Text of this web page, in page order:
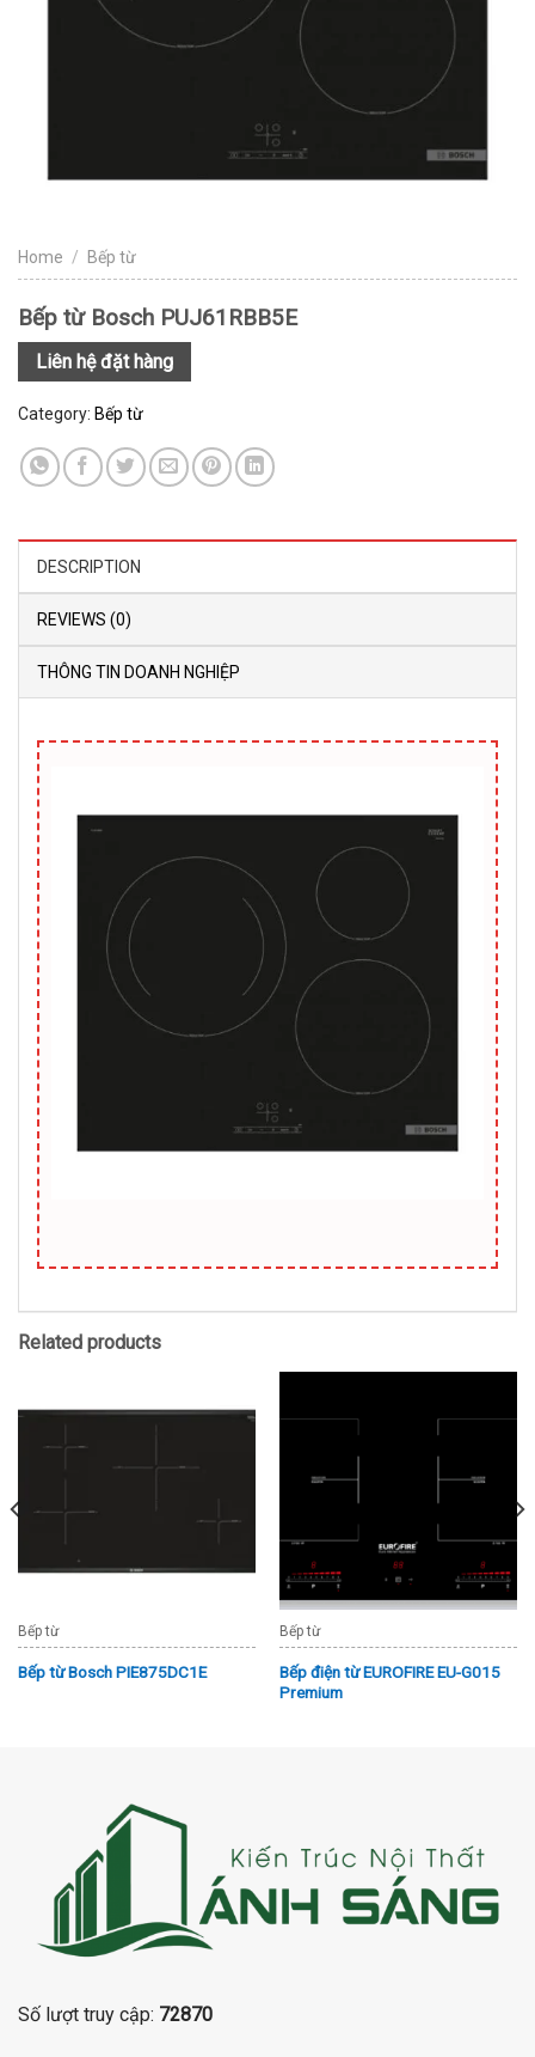
Home / Bếp từ
Bếp từ Bosch PUJ61RBB5E
Liên hệ đặt hàng
Category: Bếp từ
DESCRIPTION
REVIEWS (0)
THÔNG TIN DOANH NGHIỆP
Related products
Bếp từ
Bếp từ Bosch PIE875DC1E
Bếp từ
Bếp điện từ EUROFIRE EU-G015
Premium
Số lượt truy cập: 72870